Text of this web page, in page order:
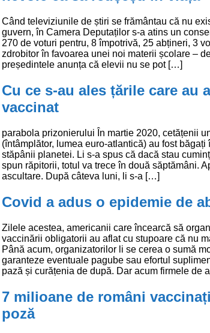
Când televiziunile de știri se frământau că nu
guvern, în Camera Deputaților s-a atins un
270 de voturi pentru, 8 împotrivă, 25 abțineri, 3
zdrobitor în favoarea unei noi materii școlare –
președintele anunța că elevii nu se pot […]
Cu ce s-au ales țările care au
vaccinat
parabola prizonierului În martie 2020, cetățenii
(întâmplător, lumea euro-atlantică) au fost
stăpânii planetei. Li s-a spus că dacă stau
spun răpitorii, totul va trece în două săptămâni.
ascultare. După câteva luni, li s-a […]
Covid a adus o epidemie de
Zilele acestea, americanii care încearcă să
vaccinării obligatorii au aflat cu stupoare că nu
Până acum, organizatorilor li se cerea o sumă
garanteze eventuale pagube sau efortul
pază și curățenia de după. Dar acum firmele de
7 milioane de români
poză